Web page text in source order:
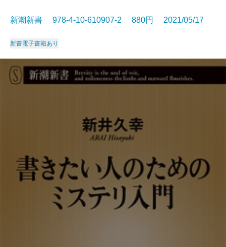
新潮新書 978-4-10-610907-2 880円 2021/05/17
新書電子書籍あり